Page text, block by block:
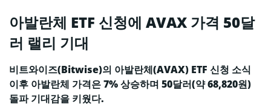
아발란체 ETF 신청에 AVAX 가격 50달
러 랠리 기대
비트와이즈(Bitwise)의 아발란체(AVAX) ETF 신청 소식
이후 아발란체 가격은 7% 상승하며 50달러(약 68,820원)
돌파 기대감을 키웠다.